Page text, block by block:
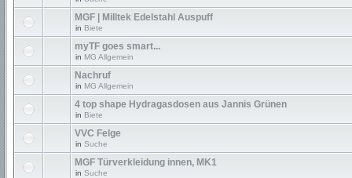
MGF | Milltek Edelstahl Auspuff
in Biete
myTF goes smart...
in MG Allgemein
Nachruf
in MG Allgemein
4 top shape Hydragasdosen aus Jannis Grünen
in Biete
VVC Felge
in Suche
MGF Türverkleidung innen, MK1
in Suche